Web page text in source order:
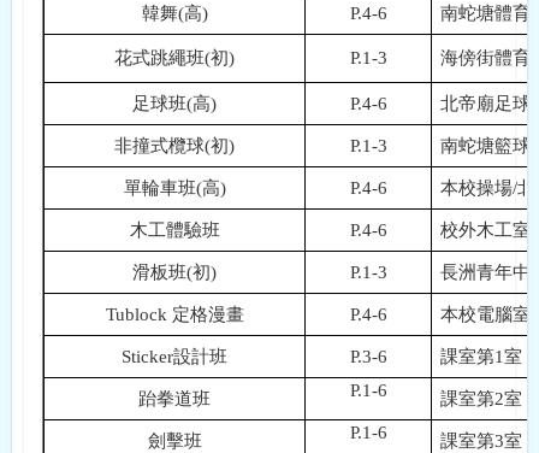
韓舞(高) P.4-6 南蛇塘體育
花式跳繩班(初) P.1-3 海傍街體育
足球班(高) P.4-6 北帝廟足球
非撞式欖球(初) P.1-3 南蛇塘籃球
單輪車班(高) P.4-6 本校操場/北
木工體驗班 P.4-6 校外木工室
滑板班(初) P.1-3 長洲青年中
Tublock 定格漫畫 P.4-6 本校電腦室
Sticker設計班 P.3-6 課室第1室
跆拳道班 P.1-6 課室第2室
劍擊班 P.1-6 課室第3室